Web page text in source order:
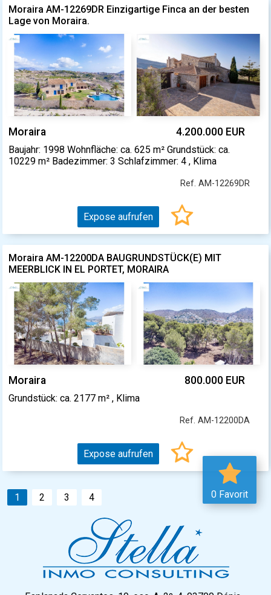
Moraira AM-12269DR Einzigartige Finca an der besten
Lage von Moraira.
Moraira 4.200.000 EUR
Baujahr: 1998 Wohnfläche: ca. 625 m² Grundstück: ca.
10229 m² Badezimmer: 3 Schlafzimmer: 4 , Klima
Ref. AM-12269DR
Expose aufrufen
Moraira AM-12200DA BAUGRUNDSTÜCK(E) MIT
MEERBLICK IN EL PORTET, MORAIRA
Moraira 800.000 EUR
Grundstück: ca. 2177 m² , Klima
Ref. AM-12200DA
Expose aufrufen
1 2 3 4 0 Favorit